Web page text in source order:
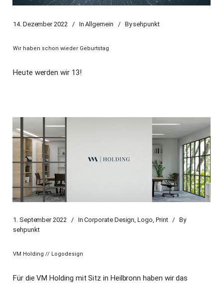
14. Dezember 2022 In Allgemein By sehpunkt
Wir haben schon wieder Geburtstag
Heute werden wir 13!
1. September 2022 In Corporate Design ,Logo Print
By
sehpunkt
VM Holding // Logodesign
Für die VM Holding mit Sitz in Heilbronn haben wir das